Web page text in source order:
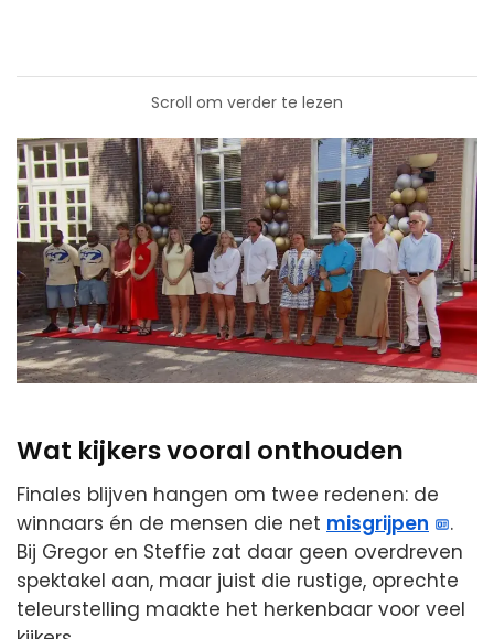
Scroll om verder te lezen
Wat kijkers vooral onthouden
Finales blijven hangen om twee redenen: de
winnaars én de mensen die net misgrijpen
.
Bij Gregor en Steffie zat daar geen overdreven
spektakel aan, maar juist die rustige, oprechte
teleurstelling maakte het herkenbaar voor veel